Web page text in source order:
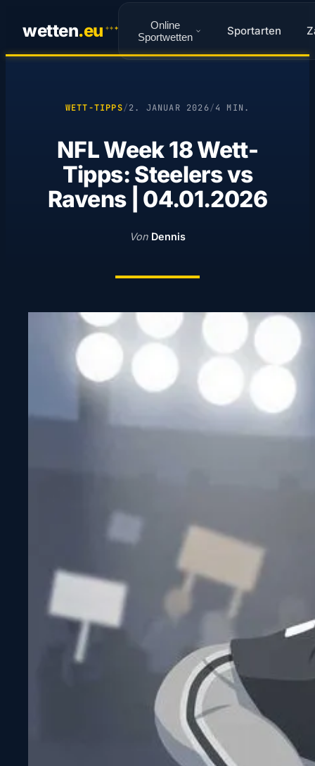
wetten.eu ✦✦ ✦
Online
Sportwetten
Sportarten
WETT-TIPPS/2. JANUAR 2026/4 MIN.
NFL Week 18 Wett-
Tipps: Steelers vs
Ravens | 04.01.2026
Von Dennis